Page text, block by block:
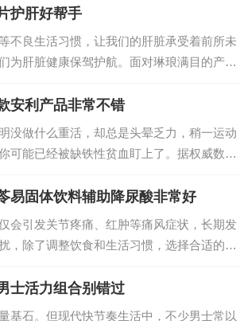
护肝好帮手
不良生活习惯，让我们的肝脏承受着前所未
为肝脏健康保驾护航。面对琳琅满目的产
点2025年护肝效果较好的几款保健品。…
安利产品非常不错
没做什么重活，却总是头晕乏力，稍一运动
可能已经被缺铁性贫血盯上了。据权威数据
尤其是儿童、孕妇和女性群体 ，缺铁性贫
易固体饮料辅助降尿酸非常好
会引发关节疼痛、红肿等痛风症状，长期发
，除了调整饮食和生活习惯，选择合适的保
苓益固体饮料脱颖而出，成为尿酸高人群的
士活力组合别错过
基石。但现代快节奏生活中，不少男士常以